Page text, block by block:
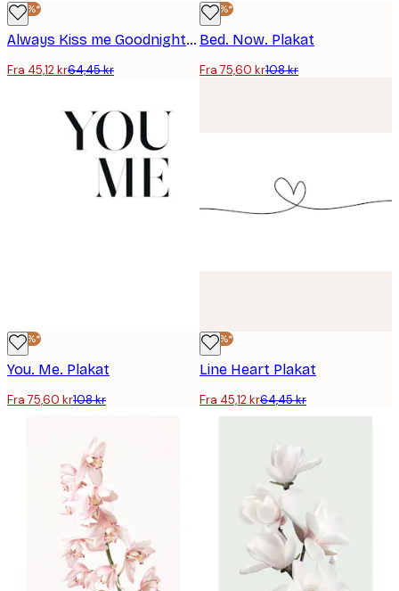
-30%*
Always Kiss me Goodnight Plakat
Fra 45,12 kr64,45 kr
-30%*
Bed. Now. Plakat
Fra 75,60 kr108 kr
-30%*
You. Me. Plakat
Fra 75,60 kr108 kr
-30%*
Line Heart Plakat
Fra 45,12 kr64,45 kr